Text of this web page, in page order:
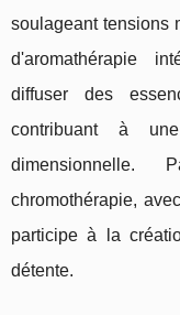
soulageant tensions
d'aromathérapie
diffuser des
contribuant à
chromothérapie,
participe à la
détente.